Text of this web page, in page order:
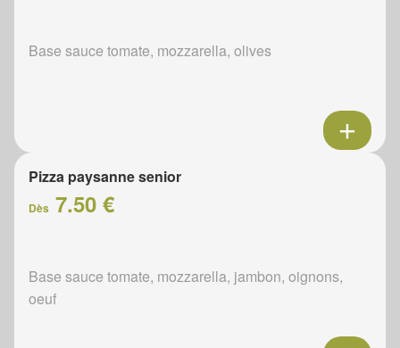
Base sauce tomate, mozzarella, olives
Pizza paysanne senior
Dès 7.50 €
Base sauce tomate, mozzarella, jambon, oignons,
oeuf